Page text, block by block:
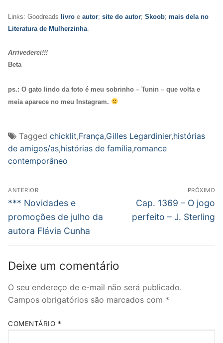
Links: Goodreads livro e autor; site do autor; Skoob; mais dela no
Literatura de Mulherzinha
Arrivederci!!!
Beta
ps.: O gato lindo da foto é meu sobrinho – Tunin – que volta e
meia aparece no meu Instagram.
Tagged chicklit,França,Gilles Legardinier,histórias
de amigos/as,histórias de família,romance
contemporâneo
Navegação
de
Post
ANTERIOR
Post
anterior:
*** Novidades e
promoções de julho da
autora Flávia Cunha
PRÓXIMO
Próximo
post:
Cap. 1369 – O jogo
perfeito – J. Sterling
Deixe um comentário
O seu endereço de e-mail não será publicado.
Campos obrigatórios são marcados com *
COMENTÁRIO *